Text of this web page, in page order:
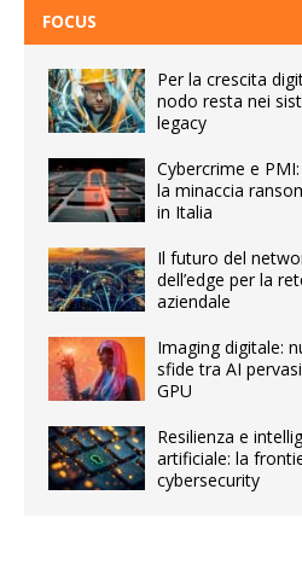
FOCUS
Per la crescita
nodo resta nei
legacy
Cybercrime e
la minaccia
in Italia
Il futuro del
dell’edge per la
aziendale
Imaging digitale:
sfide tra AI
GPU
Resilienza e
artificiale: la
cybersecurity